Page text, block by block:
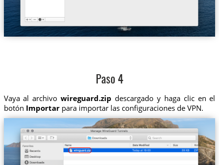
Paso 4
Vaya al archivowireguard.zip descargado y haga clic en el
botón Importarpara importar las configuraciones de VPN.